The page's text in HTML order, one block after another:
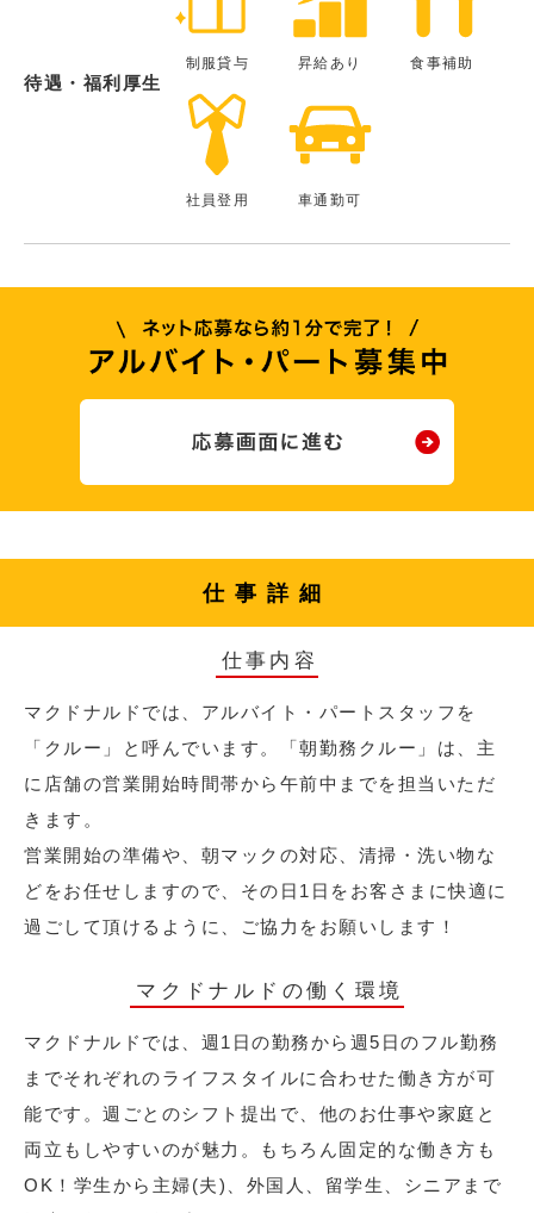
待遇・福利厚生
制服貸与 昇給あり 食事補助
社員登用 車通勤可
仕事詳細
仕事内容
マクドナルドでは、アルバイト・パートスタッフを
「クルー」と呼んでいます。「朝勤務クルー」は、主
に店舗の営業開始時間帯から午前中までを担当いただ
きます。
営業開始の準備や、朝マックの対応、清掃・洗い物な
どをお任せしますので、その日1日をお客さまに快適に
過ごして頂けるように、ご協力をお願いします！
マクドナルドの働く環境
マクドナルドでは、週1日の勤務から週5日のフル勤務
までそれぞれのライフスタイルに合わせた働き方が可
能です。週ごとのシフト提出で、他のお仕事や家庭と
両立もしやすいのが魅力。もちろん固定的な働き方も
OK！学生から主婦(夫)、外国人、留学生、シニアまで